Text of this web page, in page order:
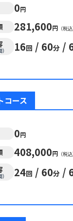
0円
281,600円 （税込
16回 / 60分 /
コース
0円
408,000円 （税込
24回 / 60分 /